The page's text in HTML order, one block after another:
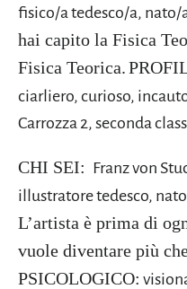
fisico/a tedesco/a, nato/
hai capito la Fisica
Fisica Teorica.
ciarliero, curioso,
Carrozza 2, seconda
CHI SEI: Franz von
illustratore tedesco, nato
L’artista è prima di
vuole diventare più
PSICOLOGICO: